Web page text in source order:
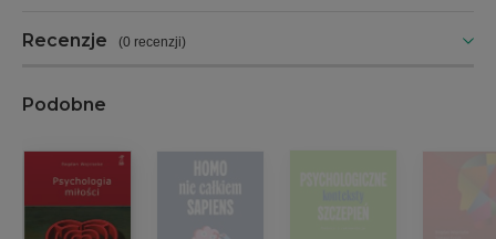
Recenzje (0 recenzji)
Podobne